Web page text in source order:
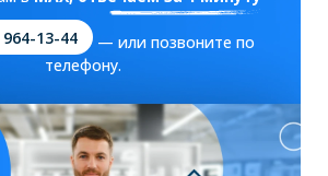
964-13-44
— или позвоните по
телефону.